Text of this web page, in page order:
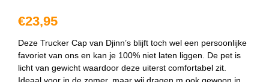
€23,95
Deze Trucker Cap van Djinn’s blijft toch wel een persoonlijke
favoriet van ons en kan je 100% niet laten liggen. De pet is
licht van gewicht waardoor deze uiterst comfortabel zit.